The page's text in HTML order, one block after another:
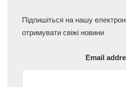
Підпишіться на нашу
отримувати свіжі новини
Email